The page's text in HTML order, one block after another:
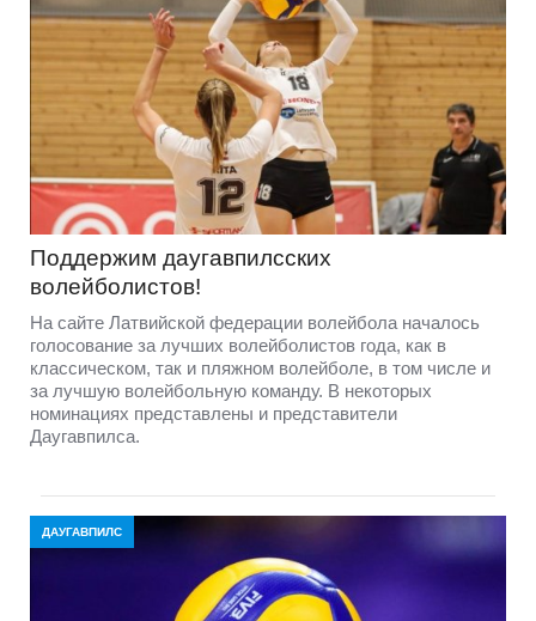
Поддержим даугавпилсских
волейболистов!
На сайте Латвийской федерации волейбола началось
голосование за лучших волейболистов года, как в
классическом, так и пляжном волейболе, в том числе и
за лучшую волейбольную команду. В некоторых
номинациях представлены и представители
Даугавпилса.
ДАУГАВПИЛС